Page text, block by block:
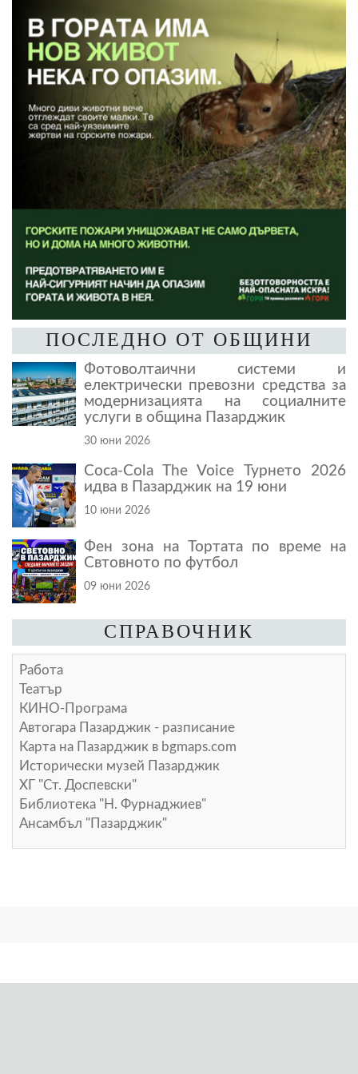
ПОСЛЕДНО ОТ ОБЩИНИ
Фотоволтаични системи и
електрически превозни средства за
модернизацията на социалните
услуги в община Пазарджик
30 юни 2026
Coca-Cola The Voice Турнето 2026
идва в Пазарджик на 19 юни
10 юни 2026
Фен зона на Тортата по време на
Свтовното по футбол
09 юни 2026
СПРАВОЧНИК
Работа
Театър
КИНО-Програма
Автогара Пазарджик - разписание
Карта на Пазарджик в bgmaps.com
Исторически музей Пазарджик
ХГ "Ст. Доспевски"
Библиотека "Н. Фурнаджиев"
Ансамбъл "Пазарджик"